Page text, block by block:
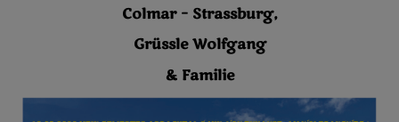
Colmar – Strassburg,
Grüssle Wolfgang
& Familie